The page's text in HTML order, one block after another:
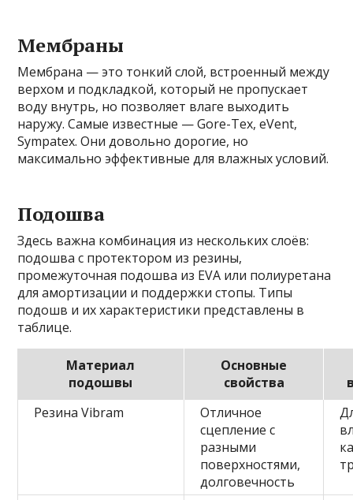
Мембраны
Мембрана — это тонкий слой, встроенный между
верхом и подкладкой, который не пропускает
воду внутрь, но позволяет влаге выходить
наружу. Самые известные — Gore-Tex, eVent,
Sympatex. Они довольно дорогие, но
максимально эффективные для влажных условий.
Подошва
Здесь важна комбинация из нескольких слоёв:
подошва с протектором из резины,
промежуточная подошва из EVA или полиуретана
для амортизации и поддержки стопы. Типы
подошв и их характеристики представлены в
таблице.
Материал
подошвы
Основные
свойства
Резина Vibram
Отличное
сцепление с
разными
поверхностями,
долговечность